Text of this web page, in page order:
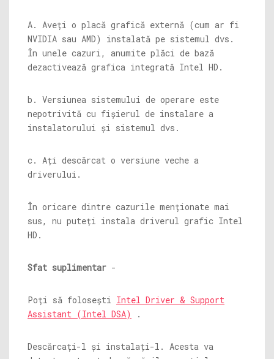
A. Aveți o placă grafică externă (cum ar fi
NVIDIA sau AMD) instalată pe sistemul dvs.
În unele cazuri, anumite plăci de bază
dezactivează grafica integrată Intel HD.
b. Versiunea sistemului de operare este
nepotrivită cu fișierul de instalare a
instalatorului și sistemul dvs.
c. Ați descărcat o versiune veche a
driverului.
În oricare dintre cazurile menționate mai
sus, nu puteți instala driverul grafic Intel
HD.
Sfat suplimentar -
Poți să folosești Intel Driver & Support
Assistant (Intel DSA)
.
Descărcați-l și instalați-l. Acesta va